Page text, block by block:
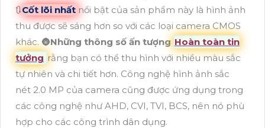
🔃Cốt lõi nhất nổi bật của sản phẩm này là hình ảnh
thu được sẽ sáng hơn so với các loại camera CMOS
khác. 🌚Những thông số ấn tượng Hoàn toàn tin
tưởng rằng bạn có thể thu hình với nhiều màu sắc
tự nhiên và chi tiết hơn. Công nghệ hình ảnh sắc
nét 2.0 MP của camera cũng được ứng dụng trong
các công nghệ như AHD, CVI, TVI, BCS, nên nó phù
hợp cho các công trình dân dụng.